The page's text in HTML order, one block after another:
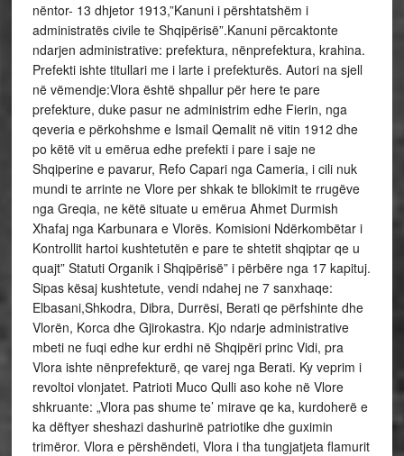
nëntor- 13 dhjetor 1913,”Kanuni i përshtatshëm i
administratës civile te Shqipërisë”.Kanuni përcaktonte
ndarjen administrative: prefektura, nënprefektura, krahina.
Prefekti ishte titullari me i larte i prefekturës. Autori na sjell
në vëmendje:Vlora është shpallur për here te pare
prefekture, duke pasur ne administrim edhe Fierin, nga
qeveria e përkohshme e Ismail Qemalit në vitin 1912 dhe
po këtë vit u emërua edhe prefekti i pare i saje ne
Shqiperine e pavarur, Refo Capari nga Cameria, i cili nuk
mundi te arrinte ne Vlore per shkak te bllokimit te rrugëve
nga Greqia, ne këtë situate u emërua Ahmet Durmish
Xhafaj nga Karbunara e Vlorës. Komisioni Ndërkombëtar i
Kontrollit hartoi kushtetutën e pare te shtetit shqiptar qe u
quajt” Statuti Organik i Shqipërisë” i përbëre nga 17 kapituj.
Sipas kësaj kushtetute, vendi ndahej ne 7 sanxhaqe:
Elbasani,Shkodra, Dibra, Durrësi, Berati qe përfshinte dhe
Vlorën, Korca dhe Gjirokastra. Kjo ndarje administrative
mbeti ne fuqi edhe kur erdhi në Shqipëri princ Vidi, pra
Vlora ishte nënprefekturë, qe varej nga Berati. Ky veprim i
revoltoi vlonjatet. Patrioti Muco Qulli aso kohe në Vlore
shkruante: „Vlora pas shume te’ mirave qe ka, kurdoherë e
ka dëftyer sheshazi dashurinë patriotike dhe guximin
trimëror. Vlora e përshëndeti, Vlora i tha tungjatjeta flamurit